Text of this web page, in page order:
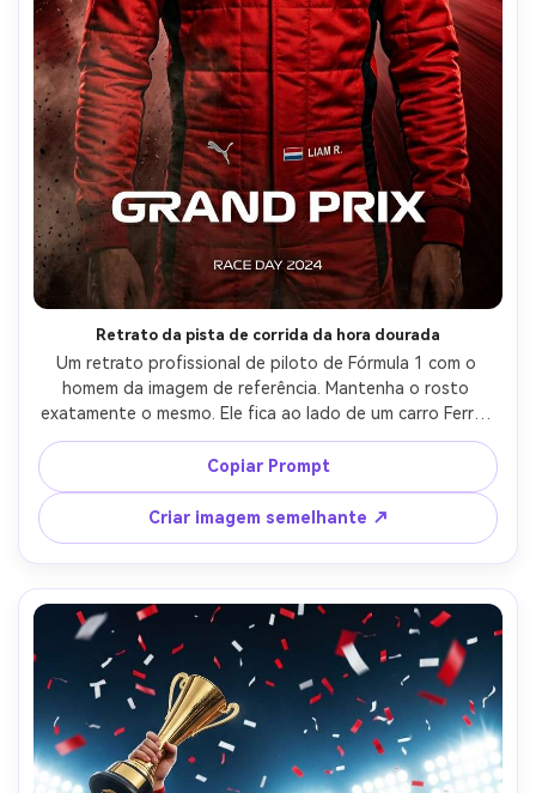
Retrato da pista de corrida da hora dourada
Um retrato profissional de piloto de Fórmula 1 com o
homem da imagem de referência. Mantenha o rosto
exatamente o mesmo. Ele fica ao lado de um carro Ferrari
de Fórmula 1 em uma pista de corrida durante o pôr do
sol da Hora de Ouro. A luz quente do sol reflete o carro e
o traje de corrida vermelho enquanto a pista de corrida
se estende à distância. O céu brilha com tons dramáticos
de laranja e roxo. Iluminação ultra-realista, fotografia
cinematográfica de motorsport, foco nítido, alta
resolução.
Copiar Prompt
Criar imagem semelhante ↗